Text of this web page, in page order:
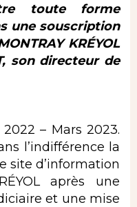
toute forme
une souscription
KRÉYOL
son directeur de
– Mars 2023.
l’indifférence la
site d’information
après une
et une mise